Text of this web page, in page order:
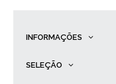
INFORMAÇÕES
SELEÇÃO